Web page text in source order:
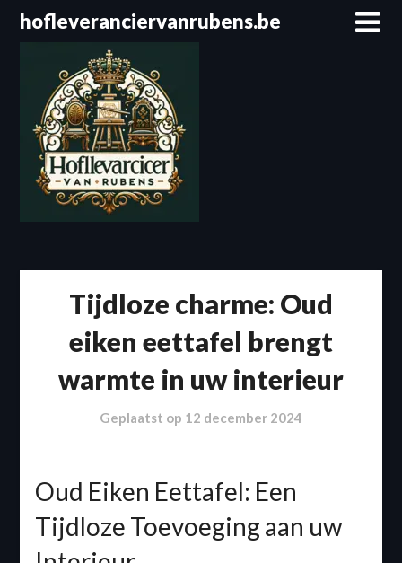
Spring
naar
hofleveranciervanrubens.be
Tijdloze charme: Oud
eiken eettafel brengt
warmte in uw interieur
Geplaatst op 12 december 2024
Oud Eiken Eettafel: Een
Tijdloze Toevoeging aan uw